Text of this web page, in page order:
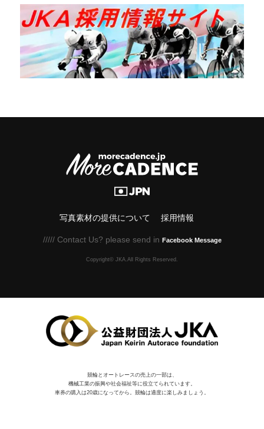
写真素材の提供について 採用情報
///// Contact Us? please send in Facebook Message
Copyright© JKA.All Rights Reserved.
競輪とオートレースの売上の一部は、
機械⼯業の振興や社会福祉等に役⽴てられています。
車券の購入は20歳になってから。競輪は適度に楽しみましょう。